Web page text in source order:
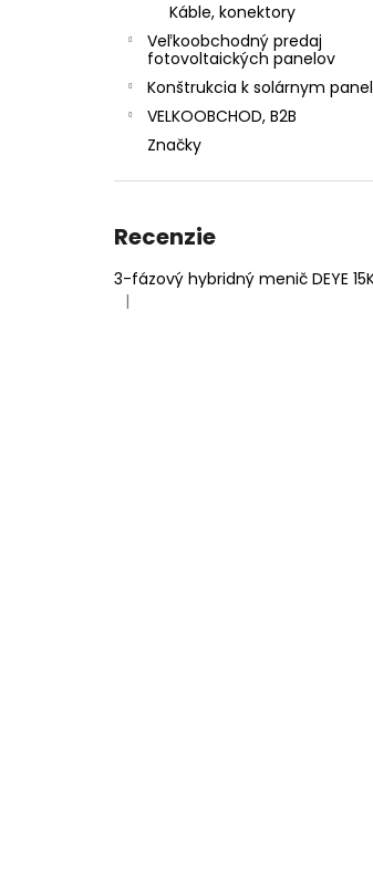
Káble, konektory
Veľkoobchodný predaj
fotovoltaických panelov
Konštrukcia k solárnym
VELKOOBCHOD, B2B
Značky
Recenzie
Hodnotenie produktu je 5 z 5
|